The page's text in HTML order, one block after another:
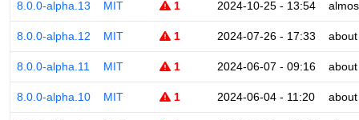
8.0.0-alpha.13 MIT 1 2024-10-25 - 13:54
8.0.0-alpha.12 MIT 1 2024-07-26 - 17:33
8.0.0-alpha.11 MIT 1 2024-06-07 - 09:16
8.0.0-alpha.10 MIT 1 2024-06-04 - 11:20